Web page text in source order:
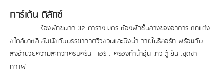
การ์เด้น ดิลักซ์
ห้องพักขนาด 32 ตารางเมตร ห้องพักชั้นล่างของอาคาร ตกแต่ง
สไตล์บาหลี สัมผัสกับบรรยากาศวิวสวนและบึงน้ำ ภายในรีสอร์ท พร้อมกับ
สิ่งอำนวยความสะดวกครบครัน แอร์ , เครื่องทำน้ำอุ่น ,ทีวี ตู้เย็น ,ชุดชา
กาแฟ